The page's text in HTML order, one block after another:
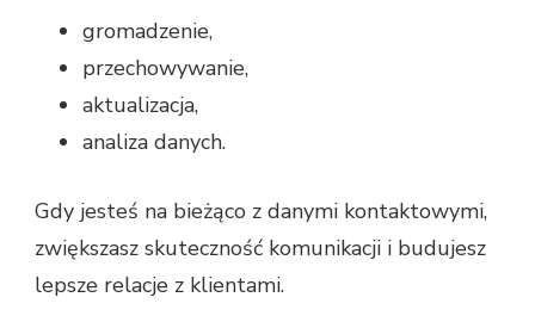
gromadzenie,
przechowywanie,
aktualizacja,
analiza danych.
Gdy jesteś na bieżąco z danymi kontaktowymi,
zwiększasz skuteczność komunikacji i budujesz
lepsze relacje z klientami.